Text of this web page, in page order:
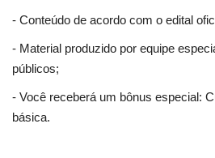
- Conteúdo de acordo com o edital
- Material produzido por equipe
públicos;
- Você receberá um bônus especial:
básica.